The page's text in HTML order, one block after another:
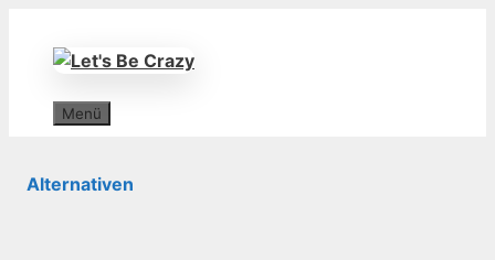
Inhalt
springen
Menü
Alternativen